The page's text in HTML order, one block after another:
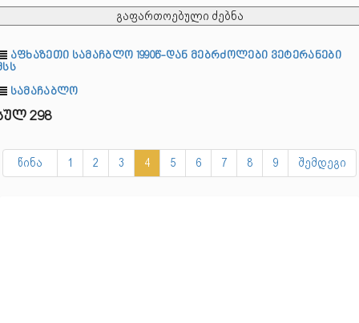
გაფართოებული ძებნა
აფხაზეთი სამაჩბლო 1990წ-დან მებრძოლები ვეტერანები
სამაჩაბლო
298
წინა 1 2 3 4 5 6 7 8 9 შემდეგი